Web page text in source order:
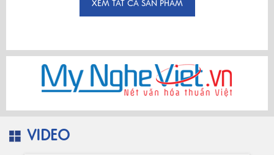
XEM TẤT CẢ SẢN PHẨM
VIDEO